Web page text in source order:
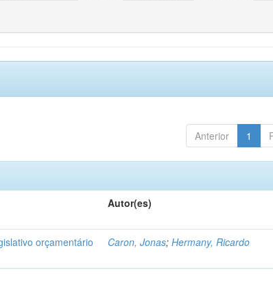
Anterior 1
Autor(es)
orçamentário
Caron, Jonas;Hermany, Ricardo